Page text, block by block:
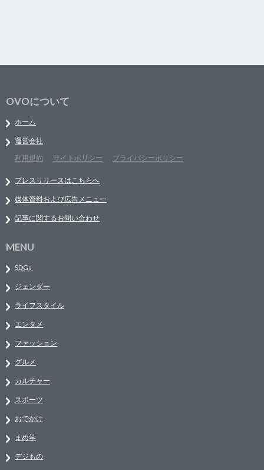
OVOについて
ホーム
運営会社
利用規約
サイトポリシー プライバシーポリシー
プレスリリースはこちらへ
媒体資料および広告メニュー
記事に関するお問い合わせ
MENU
SDGs
ジェンダー
ライフスタイル
エンタメ
ファッション
グルメ
カルチャー
スポーツ
おでかけ
まめ学
デジもの